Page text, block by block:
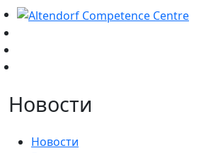
Новости
Новости